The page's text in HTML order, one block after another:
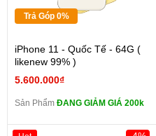
Trả Góp 0%
iPhone 11 - Quốc Tế - 64G (
likenew 99% )
5.600.000₫
Sản Phẩm ĐANG GIẢM GIÁ 200k